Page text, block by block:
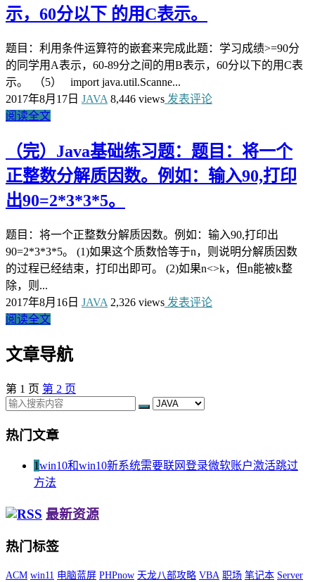
示，60分以下 的用C表示。
题目：利用条件运算符的嵌套来完成此题：学习成绩>=90分
的同学用A表示，60-89分之间的用B表示，60分以下的用C表
示。 （5） import java.util.Scanne...
2017年8月17日 JAVA 8,446 views 发表评论
阅读全文
（完）Java基础练习题：题目：将一个
正整数分解质因数。例如：输入90,打印
出90=2*3*3*5。
题目：将一个正整数分解质因数。例如：输入90,打印出
90=2*3*3*5。 (1)如果这个质数恰等于n，则说明分解质因数
的过程已经结束，打印出即可。 (2)如果n<>k，但n能被k整
除，则...
2017年8月16日 JAVA 2,326 views 发表评论
阅读全文
文章导航
第 1 页 第 2 页
热门文章
1win10和win10新系统需要联网登录微软账户激活跳过
方法
最新资源
热门标签
ACM win11 电脑蓝屏 PHPnow 天龙八部攻略 VBA 职场 笔记本 Server